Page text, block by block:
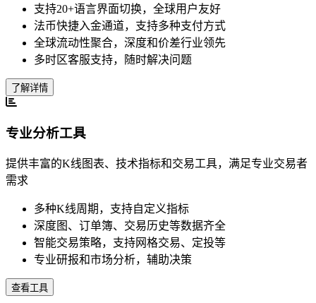
支持20+语言界面切换，全球用户友好
法币快捷入金通道，支持多种支付方式
全球流动性聚合，深度和价差行业领先
多时区客服支持，随时解决问题
了解详情
专业分析工具
提供丰富的K线图表、技术指标和交易工具，满足专业交易者
需求
多种K线周期，支持自定义指标
深度图、订单簿、交易历史等数据齐全
智能交易策略，支持网格交易、定投等
专业研报和市场分析，辅助决策
查看工具